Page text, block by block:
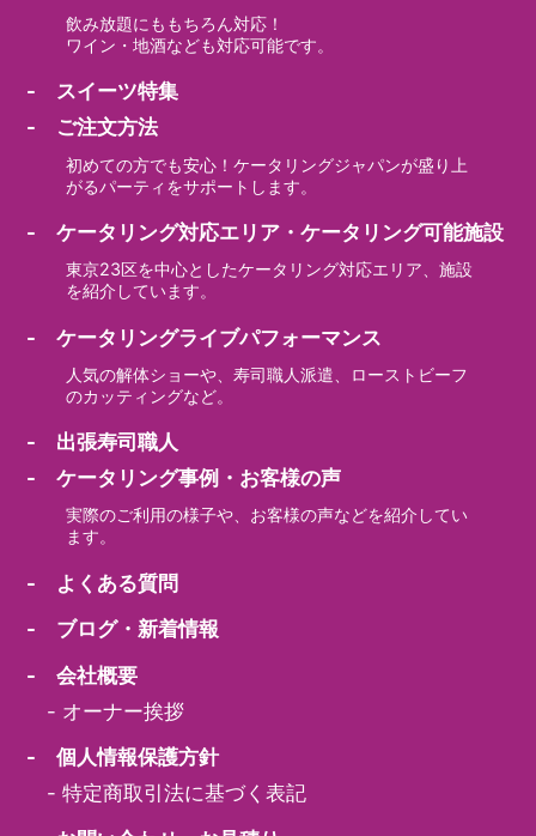
飲み放題にももちろん対応！
ワイン・地酒なども対応可能です。
- スイーツ特集
- ご注文方法
初めての方でも安心！ケータリングジャパンが盛り上
がるパーティをサポートします。
- ケータリング対応エリア・ケータリング可能施設
東京23区を中心としたケータリング対応エリア、施設
を紹介しています。
- ケータリングライブパフォーマンス
人気の解体ショーや、寿司職人派遣、ローストビーフ
のカッティングなど。
- 出張寿司職人
- ケータリング事例・お客様の声
実際のご利用の様子や、お客様の声などを紹介してい
ます。
- よくある質問
- ブログ・新着情報
- 会社概要
- オーナー挨拶
- 個人情報保護方針
-特定商取引法に基づく表記